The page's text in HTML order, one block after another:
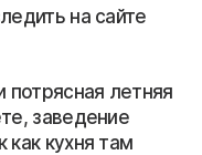
на сайте
потрясная летняя
заведение
кухня там